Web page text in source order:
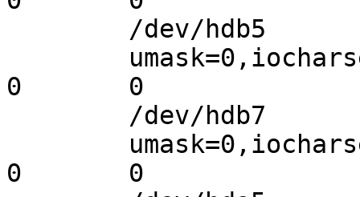
0       0
0       0